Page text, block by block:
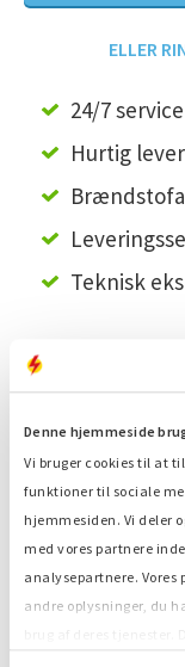
Denne hjemmeside
Vi bruger cookies til at
funktioner til sociale
hjemmesiden. Vi deler
med vores partnere
analysepartnere. Vores
andre oplysninger, du
ELLER
24/7 service
Hurtig
Teknisk
Vores
1.
2.
Få et
3.